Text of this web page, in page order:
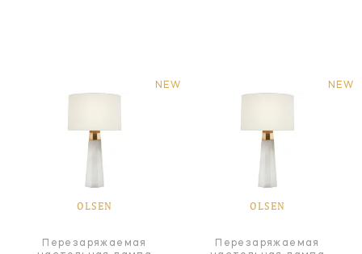
NEW
OLSEN
Перезаряжаемая
NEW
OLSEN
Перезаряжаемая